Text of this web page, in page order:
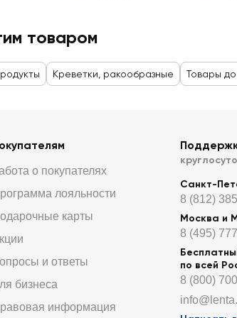
товаром
Креветки, ракообразные Товары
о покупателях
лояльности
карты
и ответы
бизнеса
информация
Санкт-
8 (812)
Москва и
8 (495)
по всей
8 (800)